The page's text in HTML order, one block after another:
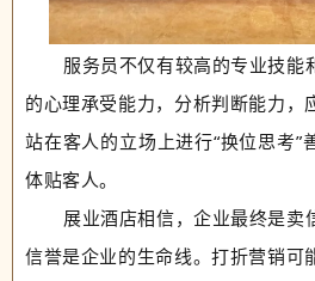
服务员不仅有较高的专业技能
的心理承受能力，分析判断能力，
站在客人的立场上进行“换位思考”
体贴客人。
展业酒店相信，企业最终是卖
信誉是企业的生命线。打折营销可